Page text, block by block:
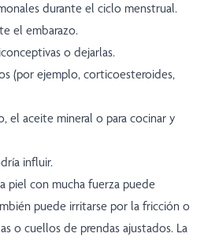
durante el ciclo menstrual.
el embarazo.
o dejarlas.
(por ejemplo, corticoesteroides,
el aceite mineral o para cocinar y
influir.
piel con mucha fuerza puede
puede irritarse por la fricción o
o cuellos de prendas ajustados. La